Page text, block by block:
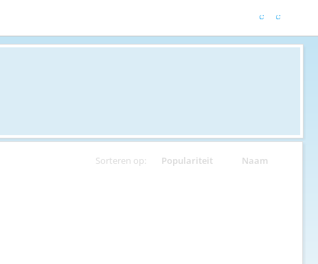
Sorteren op: Populariteit Naam